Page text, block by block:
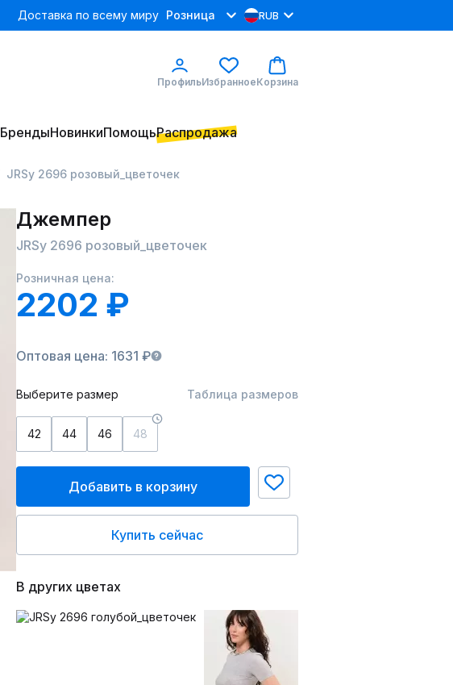
Доставка по всему миру Розница RUB
ПрофильИзбранноеКорзина
БрендыНовинкиПомощьРаспродажа
JRSy 2696 розовый_цветочек
Джемпер
JRSy 2696 розовый_цветочек
Розничная цена:
2202 ₽
Оптовая цена: 1631 ₽
Выберите размер Таблица размеров
42 44 46 48
Добавить в корзину
Купить сейчас
В других цветах